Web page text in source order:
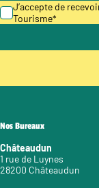
J’accepte de
Tourisme*
Nos Bureaux
Châteaudun
1 rue de Luynes
28200 Châteaudun